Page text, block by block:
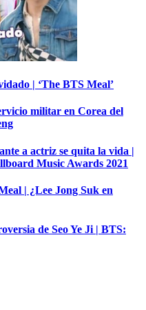
| ‘The BTS Meal’
militar en Corea del
a actriz se quita la vida |
Music Awards 2021
| ¿Lee Jong Suk en
de Seo Ye Ji | BTS: